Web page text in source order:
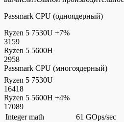
Passmark CPU (одноядерный)
Ryzen 5 7530U +7%
3159
Ryzen 5 5600H
2958
Passmark CPU (многоядерный)
Ryzen 5 7530U
16418
Ryzen 5 5600H +4%
17089
Integer math
61 GOps/sec